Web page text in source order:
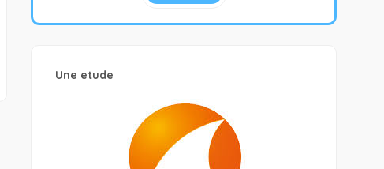
Une etude